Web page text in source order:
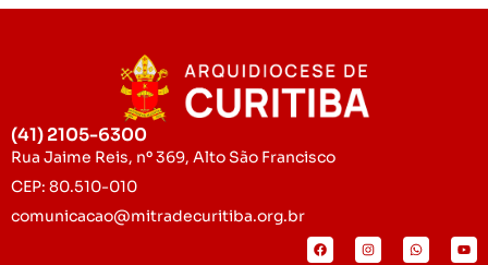
(41) 2105-6300
Rua Jaime Reis, nº 369, Alto São Francisco
CEP: 80.510-010
comunicacao@mitradecuritiba.org.br